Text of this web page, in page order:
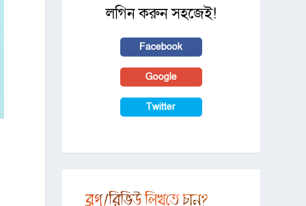
লগিন করুন সহজেই!
Facebook
Google
Twitter